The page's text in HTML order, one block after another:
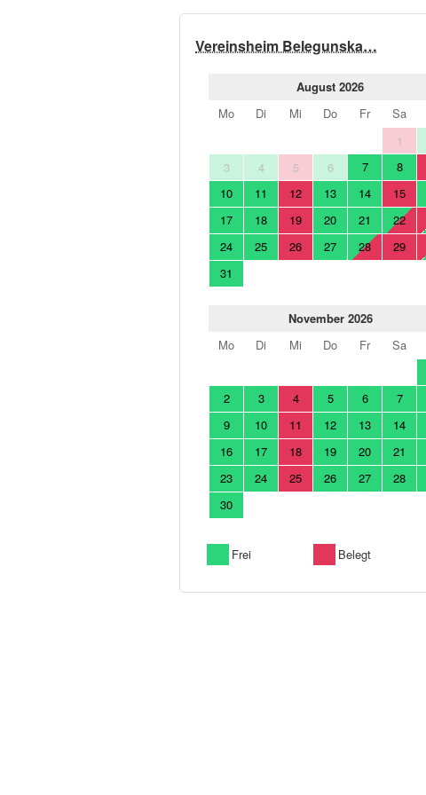
Vereinsheim Belegunska…
August 2026
Mo
Di Mi Do Fr Sa
1
3
4 5 6 7 8
10
11 12 13 14 15
17
18 19 20 21 22
24
25 26 27 28 29
31
November 2026
Mo
Di Mi Do Fr Sa
2
3 4 5 6 7
9
10 11 12 13 14
16
17 18 19 20 21
23
24 25 26 27 28
30
Frei Belegt